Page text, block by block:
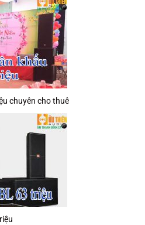
chuyên cho thuê